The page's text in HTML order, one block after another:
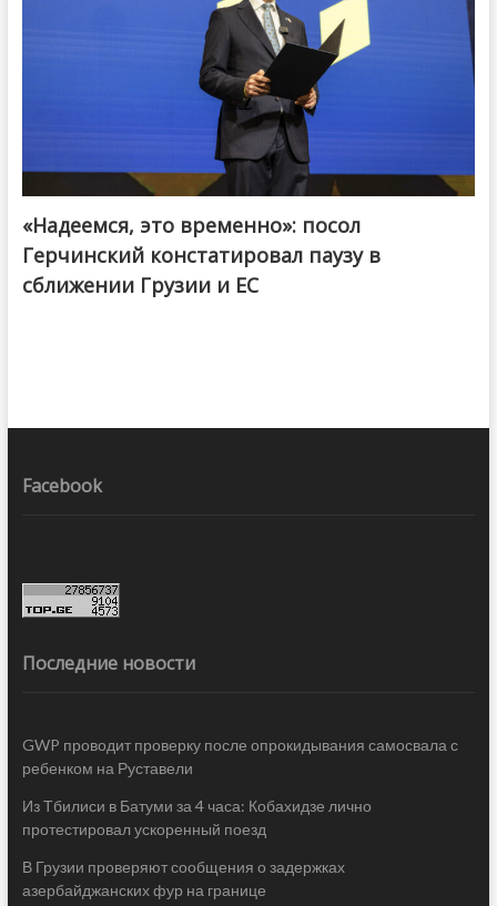
«Надеемся, это временно»: посол
Герчинский констатировал паузу в
сближении Грузии и ЕС
Facebook
Последние новости
GWP проводит проверку после опрокидывания самосвала с
ребенком на Руставели
Из Тбилиси в Батуми за 4 часа: Кобахидзе лично
протестировал ускоренный поезд
В Грузии проверяют сообщения о задержках
азербайджанских фур на границе